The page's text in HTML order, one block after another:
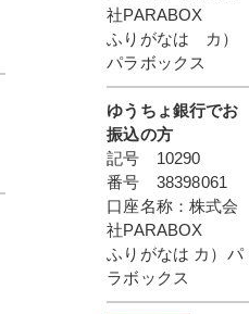
社PARABOX
ふりがなは カ）
パラボックス
ゆうちょ銀行でお
振込の方
記号 10290
番号 38398061
口座名称：株式会
社PARABOX
ふりがなは カ）パ
ラボックス